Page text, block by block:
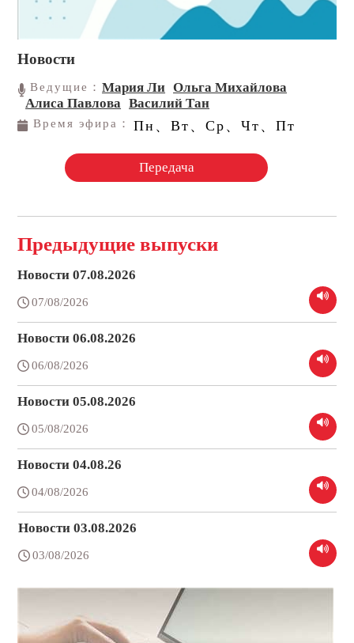
Новости
Ведущие：Мария Ли Ольга Михайлова
Алиса Павлова Василий Тан
Время эфира： Пн、Вт、Ср、Чт、Пт
Передача
Предыдущие выпуски
Новости 07.08.2026
07/08/2026
Новости 06.08.2026
06/08/2026
Новости 05.08.2026
05/08/2026
Новости 04.08.26
04/08/2026
Новости 03.08.2026
03/08/2026